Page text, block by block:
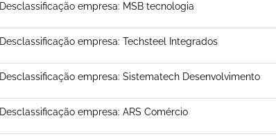
Desclassificação empresa: MSB tecnologia
Desclassificação empresa: Techsteel Integrados
Desclassificação empresa: Sistematech Desenvolvimento
Desclassificação empresa: ARS Comércio